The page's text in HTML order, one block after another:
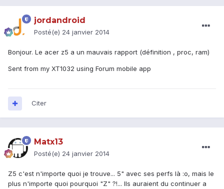
jordandroid
Posté(e) 24 janvier 2014
Bonjour. Le acer z5 a un mauvais rapport (définition , proc, ram)
Sent from my XT1032 using Forum mobile app
Citer
Matx13
Posté(e) 24 janvier 2014
Z5 c'est n'importe quoi je trouve... 5" avec ses perfs là :o, mais le
plus n'importe quoi pourquoi "Z" ?!... Ils auraient du continuer a